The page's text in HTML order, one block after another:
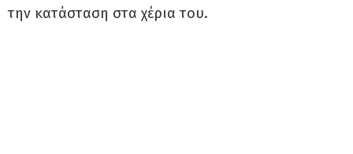
την κατάσταση στα χέρια του.